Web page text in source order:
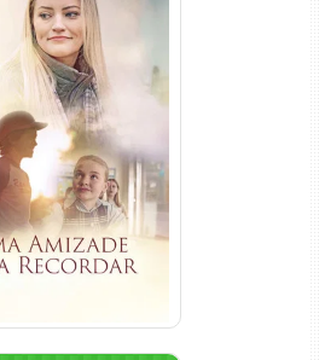
para Recordar
WEB-DL 1080p
Dual Áudio